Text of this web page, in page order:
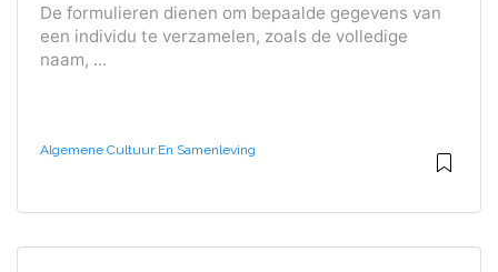
De formulieren dienen om bepaalde gegevens van
een individu te verzamelen, zoals de volledige
naam, ...
Algemene Cultuur En Samenleving